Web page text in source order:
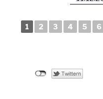
1 2 3 4 5 6